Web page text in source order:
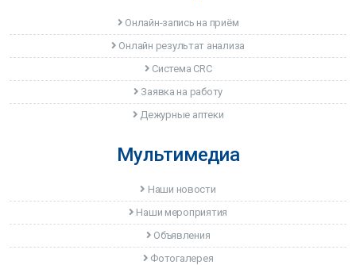
Онлайн-запись на приём
Онлайн результат анализа
Система CRC
Заявка на работу
Дежурные аптеки
Мультимедиа
Наши новости
Наши мероприятия
Объявления
Фотогалерея